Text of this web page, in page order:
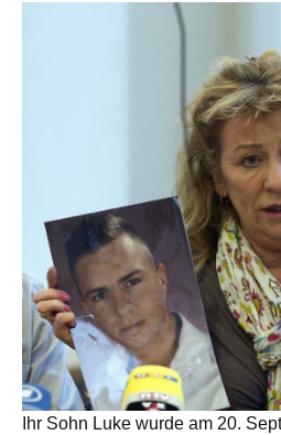
Ihr Sohn Luke wurde am 20.